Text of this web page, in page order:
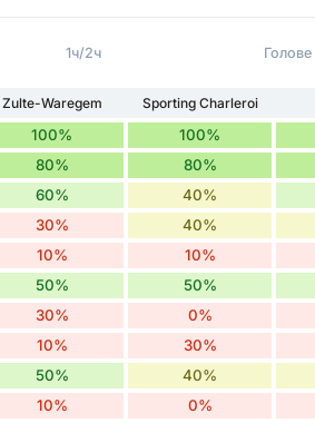
1ч/2ч
Zulte-Waregem Sporting Charleroi
100% 100%
80% 80%
60% 40%
30% 40%
10% 10%
50% 50%
30% 0%
10% 30%
50% 40%
10% 0%